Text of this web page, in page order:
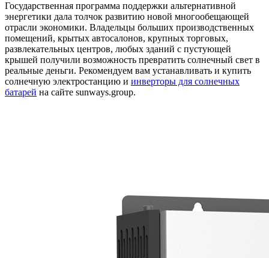
Государственная программа поддержки альтернативной
энергетики дала толчок развитию новой многообещающей
отрасли экономики. Владельцы больших производственных
помещений, крытых автосалонов, крупных торговых,
развлекательных центров, любых зданий с пустующей
крышей получили возможность превратить солнечный свет в
реальные деньги. Рекомендуем вам устанавливать и купить
солнечную электростанцию и инверторы для солнечных
батарей на сайте sunways.group.